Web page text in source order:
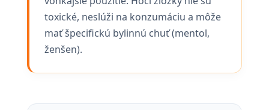
toxické, neslúži na konzumáciu a môže
mať špecifickú bylinnú chuť (mentol,
ženšen).